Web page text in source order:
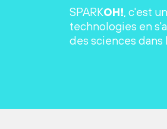
SPARKOH!, c'est
technologies en
des sciences dans